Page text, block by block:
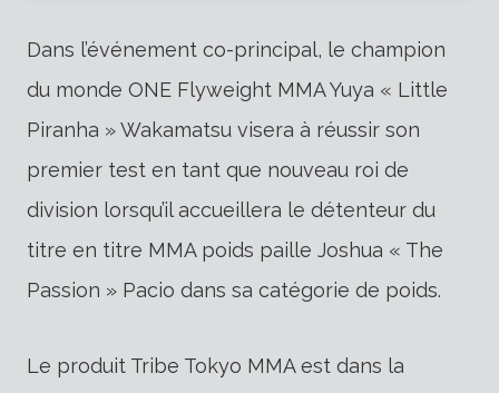
Dans l’événement co-principal, le champion
du monde ONE Flyweight MMA Yuya « Little
Piranha » Wakamatsu visera à réussir son
premier test en tant que nouveau roi de
division lorsqu’il accueillera le détenteur du
titre en titre MMA poids paille Joshua « The
Passion » Pacio dans sa catégorie de poids.
Le produit Tribe Tokyo MMA est dans la